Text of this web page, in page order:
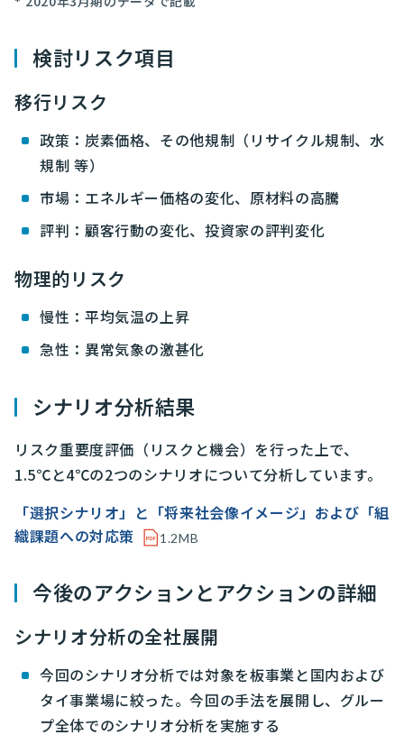
検討リスク項目
移行リスク
政策：炭素価格、その他規制（リサイクル規制、水
規制 等）
市場：エネルギー価格の変化、原材料の高騰
評判：顧客行動の変化、投資家の評判変化
物理的リスク
慢性：平均気温の上昇
急性：異常気象の激甚化
シナリオ分析結果
リスク重要度評価（リスクと機会）を行った上で、
1.5℃と4℃の2つのシナリオについて分析しています。
「選択シナリオ」と「将来社会像イメージ」および「組
織課題への対応策
1.2MB
今後のアクションとアクションの詳細
シナリオ分析の全社展開
今回のシナリオ分析では対象を板事業と国内および
タイ事業場に絞った。今回の手法を展開し、グルー
プ全体でのシナリオ分析を実施する